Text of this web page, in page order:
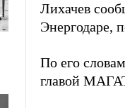
Лихачев
Энергодаре,
По его
главой